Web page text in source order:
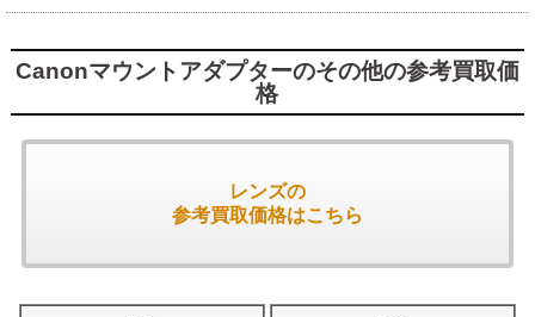
Canonマウントアダプターのその他の参考買取価
格
レンズの
参考買取価格はこちら